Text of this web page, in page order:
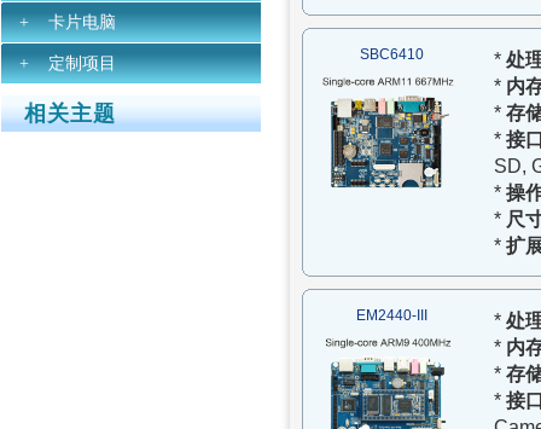
+ 卡片电脑
+ 定制项目
相关主题
SBC6410 * 处
* 内
* 存
* 接
SD,
* 操
* 尺
* 扩
EM2440-III * 处
* 内
* 存
* 接